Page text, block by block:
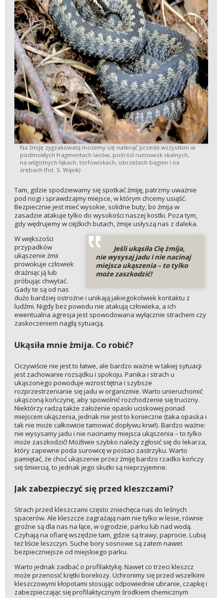
Na żmiję zygzakowatą możemy się natknąć przede wszystkim w
podmokłych fragmentach lasów, pośród rumowisk skalnych,
na wilgotnych łąkach, torfowiskach, obrzeżach bagien i na
zrębach (fot. S. Wąsik)
Tam, gdzie spodziewamy się spotkać żmiję, patrzmy uważnie
pod nogi i sprawdzajmy miejsce, w którym chcemy usiąść.
Bezpiecznie jest mieć wysokie, solidne buty, bo żmija w
zasadzie atakuje tylko do wysokości naszej kostki. Poza tym,
gdy wędrujemy w ciężkich butach, żmije usłyszą nas z daleka.
Jeśli ukąsiła Cię żmija,
nie wysysaj jadu i nie nacinaj
miejsca ukąszenia – to tylko
może zaszkodzić!
W większości
przypadków
ukąszenie żmii
prowokuje człowiek
drażniąc ją lub
próbując chwytać.
Gady te są od nas
dużo bardziej ostrożne i unikają jakiegokolwiek kontaktu z
ludźmi. Nigdy bez powodu nie atakują człowieka, a ich
ewentualna agresja jest spowodowana wyłącznie strachem czy
zaskoczeniem nagłą sytuacją.
Ukąsiła mnie żmija. Co robić?
Oczywiście nie jest to łatwe, ale bardzo ważne w takiej sytuacji
jest zachowanie rozsądku i spokoju. Panika i strach u
ukąszonego powoduje wzrost tętna i szybsze
rozprzestrzenianie się jadu w organizmie. Warto unieruchomić
ukąszoną kończynę, aby spowolnić rozchodzenie się trucizny.
Niektórzy radzą także założenie opaski uciskowej ponad
miejscem ukąszenia, jednak nie jest to konieczne (taka opaska i
tak nie może całkowicie tamować dopływu krwi!). Bardzo ważne:
nie wysysamy jadu i nie nacinamy miejsca ukąszenia – to tylko
może zaszkodzić! Możliwie szybko należy zgłosić się do lekarza,
który zapewne poda surowicę w postaci zastrzyku. Warto
pamiętać, że choć ukąszenie przez żmiję bardzo rzadko kończy
się śmiercią, to jednak jego skutki są nieprzyjemne.
Jak zabezpieczyć się przed kleszczami?
Strach przed kleszczami często zniechęca nas do leśnych
spacerów. Ale kleszcze zagrażają nam nie tylko w lesie, równie
groźne są dla nas na łące, w ogrodzie, parku lub nad wodą.
Czyhają na ofiarę wszędzie tam, gdzie są trawy, paprocie. Lubią
też liście leszczyn. Suche bory sosnowe są zatem nawet
bezpieczniejsze od miejskiego parku.
Warto jednak zadbać o profilaktykę. Nawet co trzeci kleszcz
może przenosić krętki boreliozy. Uchronimy się przed wszelkimi
kleszczowymi kłopotami stosując odpowiednie ubranie, czapkę i
zabezpieczając się profilaktycznym środkiem chemicznym